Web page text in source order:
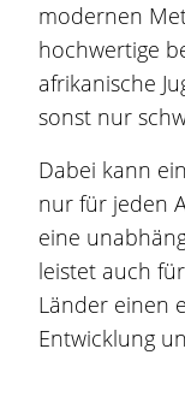
modernen
hochwertige
afrikanische
sonst nur
Dabei kann
nur für jeden
eine
leistet auch
Länder einen
Entwicklung